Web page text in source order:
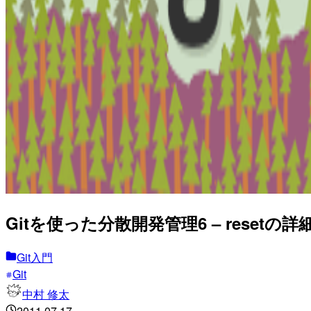
Gitを使った分散開発管理6 – resetの詳
Git入門
Git
中村 修太